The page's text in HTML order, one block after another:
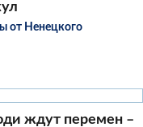
от Ненецкого
ждут перемен –